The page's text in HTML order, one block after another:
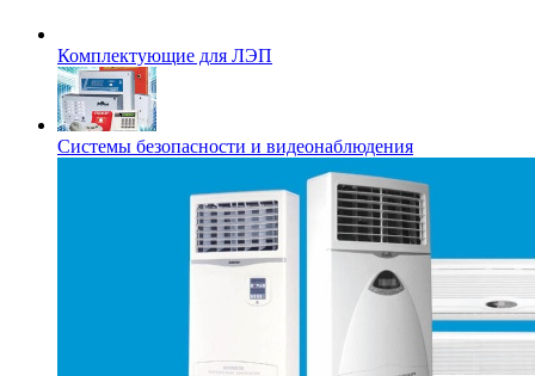
Комплектующие для ЛЭП
Системы безопасности и видеонаблюдения